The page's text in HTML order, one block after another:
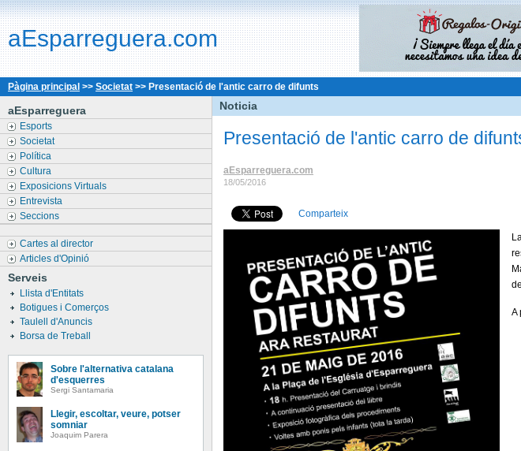
aEsparreguera.com
Pàgina principal >> Societat >> Presentació de l'antic carro de difunts
aEsparreguera
Esports
Societat
Política
Cultura
Exposicions Virtuals
Entrevista
Seccions
Cartes al director
Articles d'Opinió
Serveis
Llista d'Entitats
Botigues i Comerços
Taulell d'Anuncis
Borsa de Treball
Sobre l'alternativa catalana
d'esquerres
Sergi Santamaria
Llegir, escoltar, veure, potser
somniar
Joaquim Parera
Noticia
Presentació de l'antic carro de
aEsparreguera.com
18/05/2016
Comparteix
A